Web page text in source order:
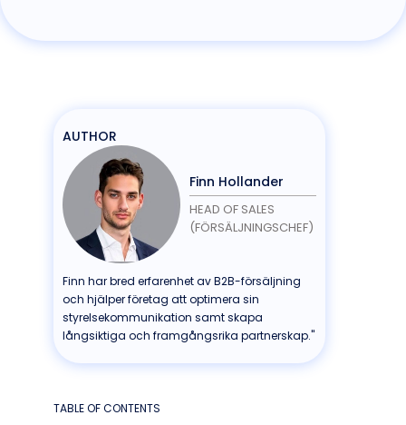
AUTHOR
Finn Hollander
HEAD OF SALES
(FÖRSÄLJNINGSCHEF)
Finn har bred erfarenhet av B2B-försäljning
och hjälper företag att optimera sin
styrelsekommunikation samt skapa
långsiktiga och framgångsrika partnerskap."
TABLE OF CONTENTS